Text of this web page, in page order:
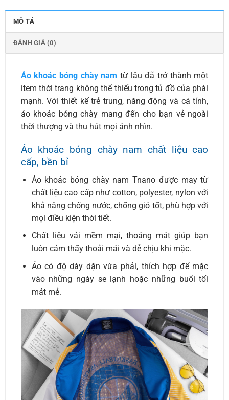
MÔ TẢ
ĐÁNH GIÁ (0)
Áo khoác bóng chày nam từ lâu đã trở thành một
item thời trang không thể thiếu trong tủ đồ của phái
mạnh. Với thiết kế trẻ trung, năng động và cá tính,
áo khoác bóng chày mang đến cho bạn vẻ ngoài
thời thượng và thu hút mọi ánh nhìn.
Áo khoác bóng chày nam chất liệu cao
cấp, bền bỉ
Áo khoác bóng chày nam Tnano được may từ
chất liệu cao cấp như cotton, polyester, nylon với
khả năng chống nước, chống gió tốt, phù hợp với
mọi điều kiện thời tiết.
Chất liệu vải mềm mại, thoáng mát giúp bạn
luôn cảm thấy thoải mái và dễ chịu khi mặc.
Áo có độ dày dặn vừa phải, thích hợp để mặc
vào những ngày se lạnh hoặc những buổi tối
mát mẻ.